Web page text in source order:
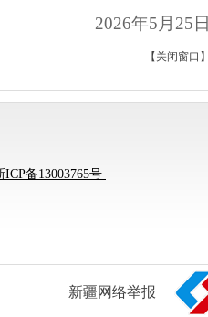
2026年5 月 25 日
【 关闭窗口 】
ICP备13003765号
新疆网络举报